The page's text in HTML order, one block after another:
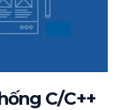
C/C++